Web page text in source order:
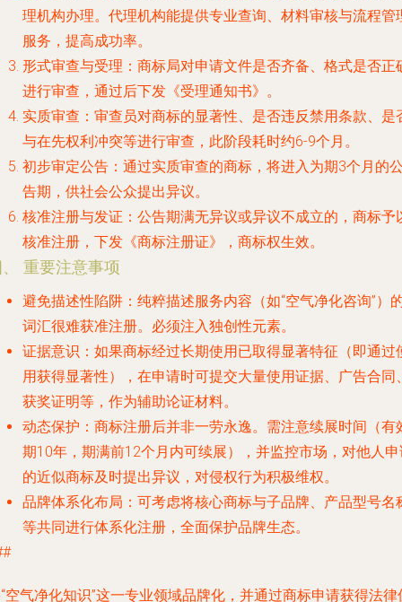
理机构办理。代理机构能提供专业查询、材料审核与流程管
服务，提高成功率。
形式审查与受理 ：商标局对申请文件是否齐备、格式是否正
进行审查，通过后下发《受理通知书》。
实质审查 ：审查员对商标的显著性、是否违反禁用条款、是
与在先权利冲突等进行审查，此阶段耗时约6-9个月。
初步审定公告 ：通过实质审查的商标，将进入为期3个月的
告期，供社会公众提出异议。
核准注册与发证 ：公告期满无异议或异议不成立的，商标予
核准注册，下发《商标注册证》，商标权生效。
重要注意事项
避免描述性陷阱 ：纯粹描述服务内容（如“空气净化咨询”）
词汇很难获准注册。必须注入独创性元素。
证据意识 ：如果商标经过长期使用已取得显著特征（即通过
用获得显著性），在申请时可提交大量使用证据、广告合同
获奖证明等，作为辅助论证材料。
动态保护 ：商标注册后并非一劳永逸。需注意续展时间（有
期10年，期满前12个月内可续展），并监控市场，对他人
的近似商标及时提出异议，对侵权行为积极维权。
品牌体系化布局 ：可考虑将核心商标与子品牌、产品型号名
等共同进行体系化注册，全面保护品牌生态。
空气净化知识”这一专业领域品牌化，并通过商标申请获得法律